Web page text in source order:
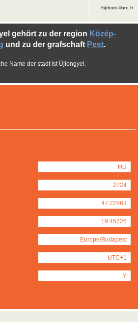
HU
2724
47.22863
19.45226
Europe/Budapest
UTC+1
Y
gehört zu der region Közép-
und zu der grafschaft Pest.
Name der stadt ist Újlengyel.
©photo-libre.fr